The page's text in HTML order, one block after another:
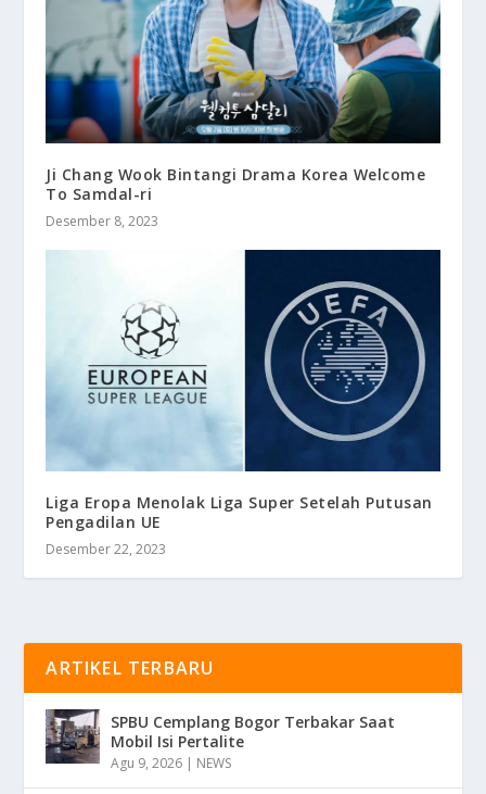
Ji Chang Wook Bintangi Drama Korea Welcome
To Samdal-ri
Desember 8, 2023
Liga Eropa Menolak Liga Super Setelah Putusan
Pengadilan UE
Desember 22, 2023
ARTIKEL TERBARU
SPBU Cemplang Bogor Terbakar Saat
Mobil Isi Pertalite
Agu 9, 2026 | NEWS